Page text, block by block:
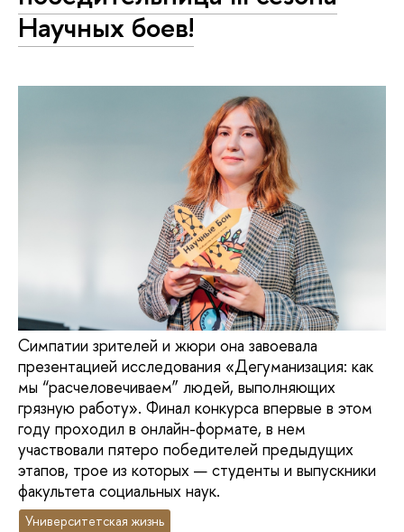
Научных боев!
Симпатии зрителей и жюри она завоевала
презентацией исследования «Дегуманизация: как
мы “расчеловечиваем” людей, выполняющих
грязную работу». Финал конкурса впервые в этом
году проходил в онлайн-формате, в нем
участвовали пятеро победителей предыдущих
этапов, трое из которых — студенты и выпускники
факультета социальных наук.
Университетская жизнь